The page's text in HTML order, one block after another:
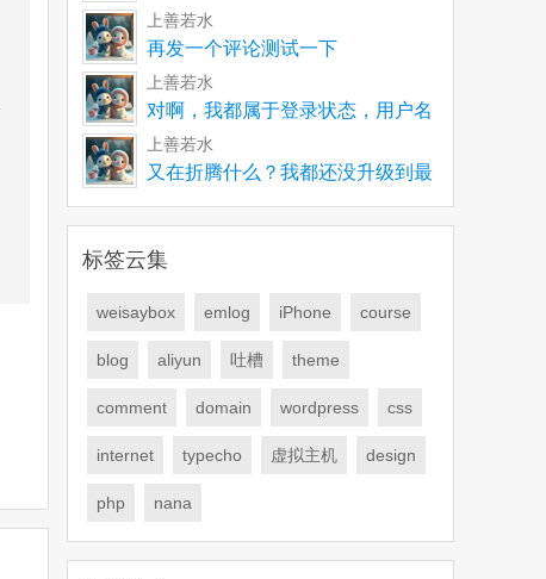
核呀
上善若水
再发一个评论测试一下
上善若水
对啊，我都属于登录状态，用户名
和邮箱都没有单独输
上善若水
又在折腾什么？我都还没升级到最
标签云集
weisaybox emlog iPhone course
blog aliyun 吐槽 theme
comment domain wordpress css
internet typecho 虚拟主机 design
php nana